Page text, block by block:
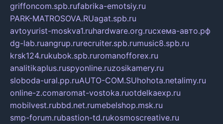
griffoncom.spb.rufabrika-emotsiy.ru
PARK-MATROSOVA.RUagat.spb.ru
avtoyurist-moskva1.ruhardware.org.ruсхема-авто.рф
dg-lab.ruangrup.rurecruiter.spb.rumusic8.spb.ru
krsk124.rukubok.spb.ruromanofforex.ru
analitikaplus.ruspyonline.ruzosikamery.ru
sloboda-ural.pp.ruAUTO-COM.SUhohota.netalimy.ru
online-z.comaromat-vostoka.ruotdelkaexp.ru
mobilvest.rubbd.net.rumebelshop.msk.ru
smp-forum.rubastion-td.rukosmoscreative.ru